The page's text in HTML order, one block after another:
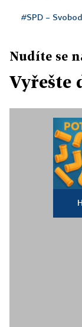
#SPD –
Nudíte se
Vyřešte